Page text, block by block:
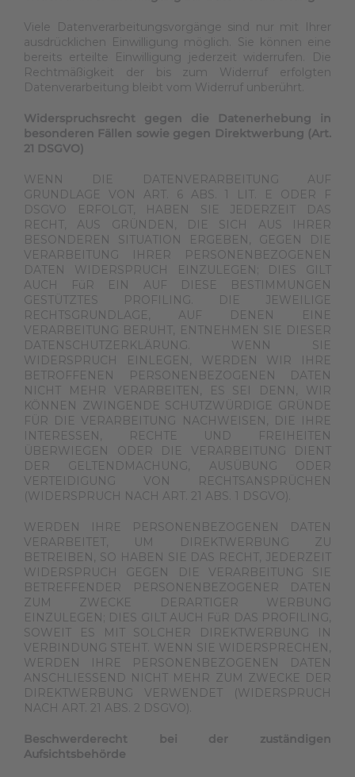
Viele Datenverarbeitungsvorgänge sind nur mit Ihrer
ausdrücklichen Einwilligung möglich. Sie können eine
bereits erteilte Einwilligung jederzeit widerrufen. Die
Rechtmäßigkeit der bis zum Widerruf erfolgten
Datenverarbeitung bleibt vom Widerruf unberührt.
Widerspruchsrecht gegen die Datenerhebung in
besonderen Fällen sowie gegen Direktwerbung (Art.
21 DSGVO)
WENN DIE DATENVERARBEITUNG AUF
GRUNDLAGE VON ART. 6 ABS. 1 LIT. E ODER F
DSGVO ERFOLGT, HABEN SIE JEDERZEIT DAS
RECHT, AUS GRÜNDEN, DIE SICH AUS IHRER
BESONDEREN SITUATION ERGEBEN, GEGEN DIE
VERARBEITUNG IHRER PERSONENBEZOGENEN
DATEN WIDERSPRUCH EINZULEGEN; DIES GILT
AUCH FüR EIN AUF DIESE BESTIMMUNGEN
GESTÜTZTES PROFILING. DIE JEWEILIGE
RECHTSGRUNDLAGE, AUF DENEN EINE
VERARBEITUNG BERUHT, ENTNEHMEN SIE DIESER
DATENSCHUTZERKLÄRUNG. WENN SIE
WIDERSPRUCH EINLEGEN, WERDEN WIR IHRE
BETROFFENEN PERSONENBEZOGENEN DATEN
NICHT MEHR VERARBEITEN, ES SEI DENN, WIR
KÖNNEN ZWINGENDE SCHUTZWÜRDIGE GRÜNDE
FÜR DIE VERARBEITUNG NACHWEISEN, DIE IHRE
INTERESSEN, RECHTE UND FREIHEITEN
ÜBERWIEGEN ODER DIE VERARBEITUNG DIENT
DER GELTENDMACHUNG, AUSÜBUNG ODER
VERTEIDIGUNG VON RECHTSANSPRÜCHEN
(WIDERSPRUCH NACH ART. 21 ABS. 1 DSGVO).
WERDEN IHRE PERSONENBEZOGENEN DATEN
VERARBEITET, UM DIREKTWERBUNG ZU
BETREIBEN, SO HABEN SIE DAS RECHT, JEDERZEIT
WIDERSPRUCH GEGEN DIE VERARBEITUNG SIE
BETREFFENDER PERSONENBEZOGENER DATEN
ZUM ZWECKE DERARTIGER WERBUNG
EINZULEGEN; DIES GILT AUCH FüR DAS PROFILING,
SOWEIT ES MIT SOLCHER DIREKTWERBUNG IN
VERBINDUNG STEHT. WENN SIE WIDERSPRECHEN,
WERDEN IHRE PERSONENBEZOGENEN DATEN
ANSCHLIESSEND NICHT MEHR ZUM ZWECKE DER
DIREKTWERBUNG VERWENDET (WIDERSPRUCH
NACH ART. 21 ABS. 2 DSGVO).
Beschwerderecht bei der zuständigen
Aufsichtsbehörde